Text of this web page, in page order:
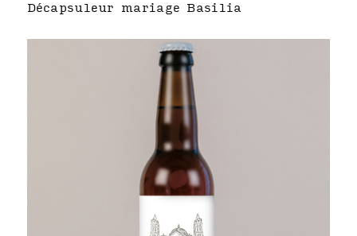
Décapsuleur mariage Basilia